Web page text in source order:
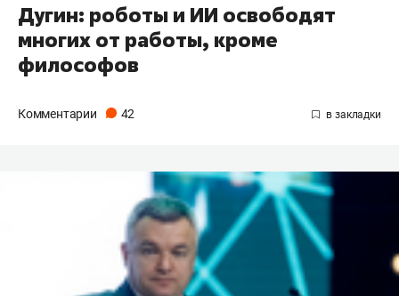
Дугин: роботы и ИИ освободят
многих от работы, кроме
философов
Комментарии 42